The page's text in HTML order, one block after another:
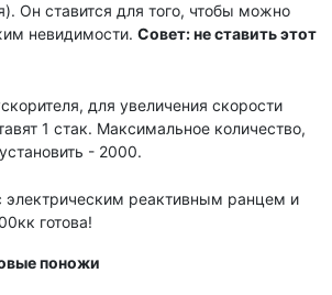
Он ставится для того, чтобы можно
невидимости. Совет: не ставить этот
для увеличения скорости
1 стак. Максимальное количество,
- 2000.
электрическим реактивным ранцем и
готова!
поножи